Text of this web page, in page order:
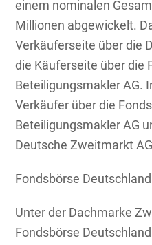
einem nominalen
Millionen abgewickelt.
Verkäuferseite über die
die Käuferseite über die
Beteiligungsmakler AG.
Verkäufer über die
Beteiligungsmakler AG
Deutsche Zweitmarkt
Fondsbörse
Unter der Dachmarke
Fondsbörse